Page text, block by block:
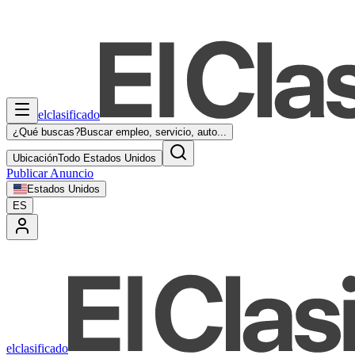
elclasificado
¿Qué buscas?Buscar empleo, servicio, auto...
UbicaciónTodo Estados Unidos
Publicar Anuncio
Estados Unidos
ES
elclasificado